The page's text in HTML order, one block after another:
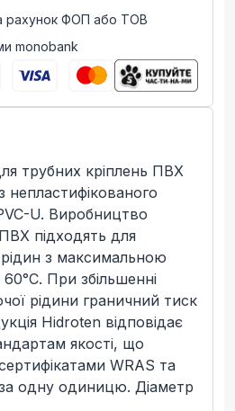
рахунок ФОП або ТОВ
monobank
трубних кріплень ПВХ
непластифікованого
U. Виробництво
ПВХ підходять для
з максимальною
При збільшенні
рідини граничний тиск
Hidroten відповідає
якості, що
WRAS та
одну одиницю. Діаметр